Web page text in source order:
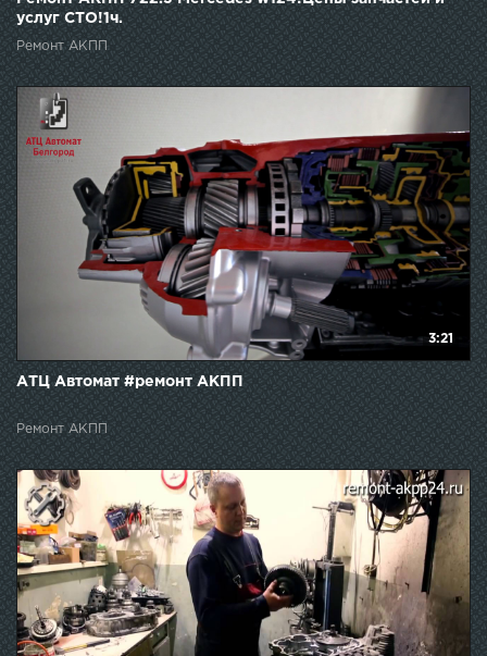
услуг СТО!1ч.
Ремонт АКПП
3:21
АТЦ Автомат #ремонт АКПП
Ремонт АКПП